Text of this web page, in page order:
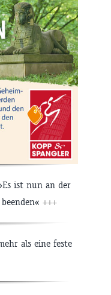
ist nun an der
+++
als eine feste